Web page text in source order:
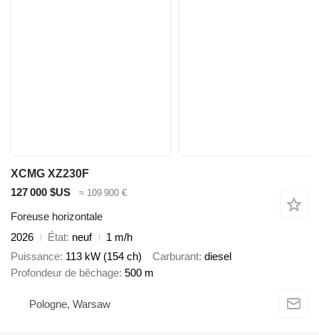
XCMG XZ230F
127 000 $US
≈ 109 900 €
Foreuse horizontale
2026
État neuf
1 m/h
Puissance 113 kW (154 ch) Carburant diesel
Profondeur de bêchage 500 m
Pologne, Warsaw